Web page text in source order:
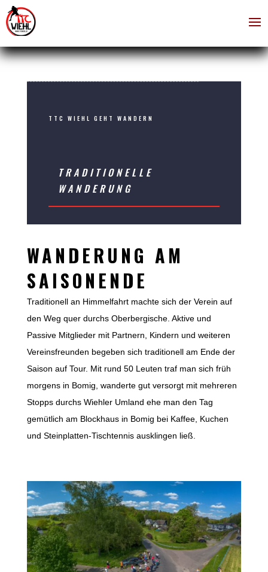
TTC WIEHL GEHT WANDERN
TRADITIONELLE
WANDERUNG
WANDERUNG AM
SAISONENDE
Traditionell an Himmelfahrt machte sich der Verein auf
den Weg quer durchs Oberbergische. Aktive und
Passive Mitglieder mit Partnern, Kindern und weiteren
Vereinsfreunden begeben sich traditionell am Ende der
Saison auf Tour. Mit rund 50 Leuten traf man sich früh
morgens in Bomig, wanderte gut versorgt mit mehreren
Stopps durchs Wiehler Umland ehe man den Tag
gemütlich am Blockhaus in Bomig bei Kaffee, Kuchen
und Steinplatten-Tischtennis ausklingen ließ.